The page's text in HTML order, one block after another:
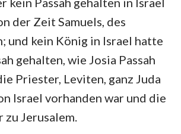
der Zeit Samuels, des
und kein König in Israel hatte
gehalten, wie Josia Passah
Priester, Leviten, ganz Juda
Israel vorhanden war und die
zu Jerusalem.